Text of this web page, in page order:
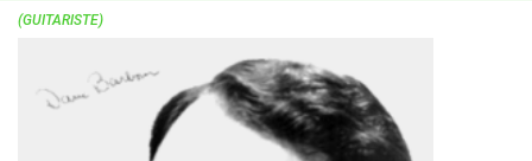
(GUITARISTE)